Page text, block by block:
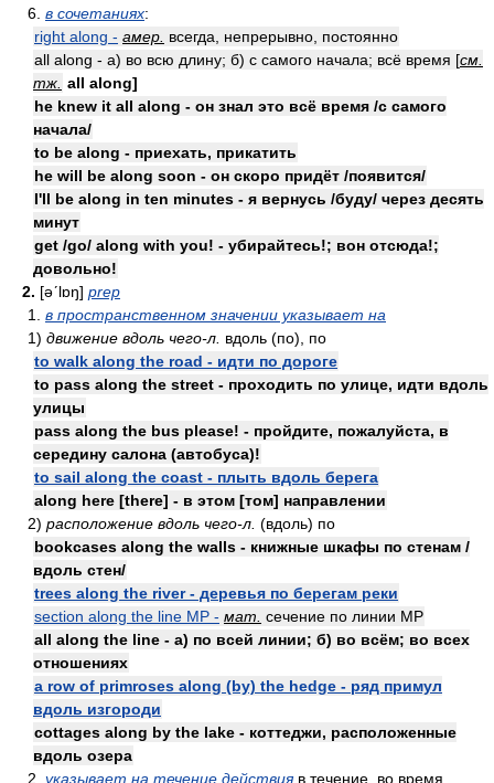
6. в сочетаниях:
right along - амер. всегда, непрерывно, постоянно
all along - а) во всю длину; б) с самого начала; всё время [см.
тж. all along]
he knew it all along - он знал это всё время /с самого
начала/
to be along - приехать, прикатить
he will be along soon - он скоро придёт /появится/
I'll be along in ten minutes - я вернусь /буду/ через десять
минут
get /go/ along with you! - убирайтесь!; вон отсюда!;
довольно!
2. [əʹlɒŋ] prep
1. в пространственном значении указывает на
1) движение вдоль чего-л. вдоль (по), по
to walk along the road - идти по дороге
to pass along the street - проходить по улице, идти вдоль
улицы
pass along the bus please! - пройдите, пожалуйста, в
середину салона (автобуса)!
to sail along the coast - плыть вдоль берега
along here [there] - в этом [том] направлении
2) расположение вдоль чего-л. (вдоль) по
bookcases along the walls - книжные шкафы по стенам /
вдоль стен/
trees along the river - деревья по берегам реки
section along the line MP - мат. сечение по линии MP
all along the line - а) по всей линии; б) во всём; во всех
отношениях
a row of primroses along (by) the hedge - ряд примул
вдоль изгороди
cottages along by the lake - коттеджи, расположенные
вдоль озера
2. указывает на течение действияв течение, во время